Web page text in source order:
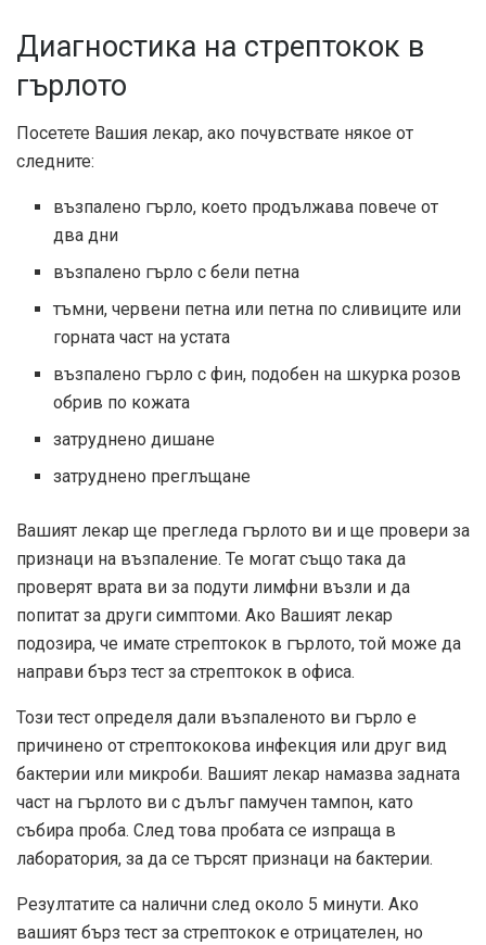
Диагностика на стрептокок в
гърлото
Посетете Вашия лекар, ако почувствате някое от
следните:
възпалено гърло, което продължава повече от
два дни
възпалено гърло с бели петна
тъмни, червени петна или петна по сливиците или
горната част на устата
възпалено гърло с фин, подобен на шкурка розов
обрив по кожата
затруднено дишане
затруднено преглъщане
Вашият лекар ще прегледа гърлото ви и ще провери за
признаци на възпаление. Те могат също така да
проверят врата ви за подути лимфни възли и да
попитат за други симптоми. Ако Вашият лекар
подозира, че имате стрептокок в гърлото, той може да
направи бърз тест за стрептокок в офиса.
Този тест определя дали възпаленото ви гърло е
причинено от стрептококова инфекция или друг вид
бактерии или микроби. Вашият лекар намазва задната
част на гърлото ви с дълъг памучен тампон, като
събира проба. След това пробата се изпраща в
лаборатория, за да се търсят признаци на бактерии.
Резултатите са налични след около 5 минути. Ако
вашият бърз тест за стрептокок е отрицателен, но